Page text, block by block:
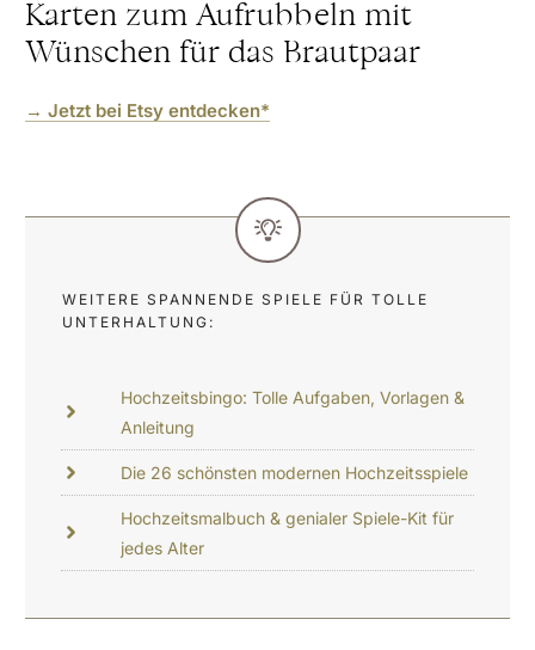
Karten zum Aufrubbeln mit
Wünschen für das Brautpaar
→ Jetzt bei Etsy entdecken*
WEITERE SPANNENDE SPIELE FÜR TOLLE
UNTERHALTUNG:
Hochzeitsbingo: Tolle Aufgaben, Vorlagen &
Anleitung
Die 26 schönsten modernen Hochzeitsspiele
Hochzeitsmalbuch & genialer Spiele-Kit für
jedes Alter